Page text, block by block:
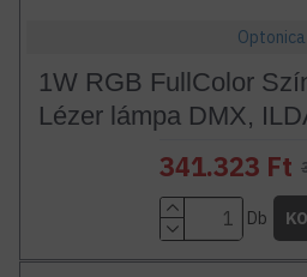
Optonica
1W RGB FullColor
Lézer lámpa DMX,
341.323 Ft
Db